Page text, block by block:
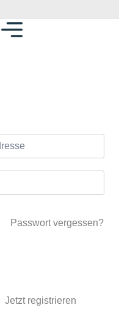
Passwort vergessen?
Jetzt registrieren